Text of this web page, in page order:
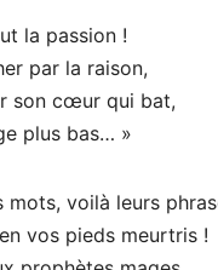
la passion !
par la raison,
son cœur qui bat,
plus bas… »
mots, voilà leurs
vos pieds meurtris !